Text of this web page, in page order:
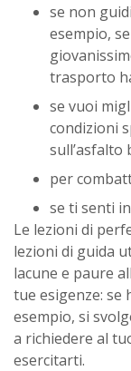
se non
esempio,
trasporto
se vuoi
condizioni
sull’asfalto
per
se ti senti
Le lezioni di
lezioni di guida
lacune e paure
tue esigenze: se
esempio, si
a richiedere al
esercitarti.